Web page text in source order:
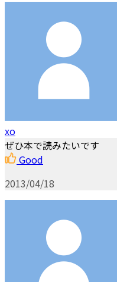
xo
ぜひ本で読みたいです
Good
2013/04/18